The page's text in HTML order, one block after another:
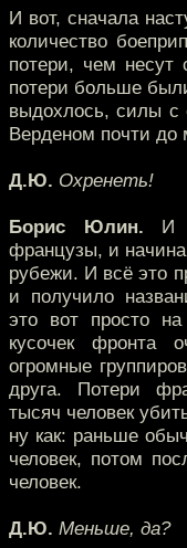
И вот, сначала
количество
потери, чем несут
потери больше
выдохлось, силы с
Верденом почти до
Д.Ю. Охренеть!
Борис Юлин. И
французы, и
рубежи. И всё это
и получило
это вот просто
кусочек фронта
огромные
друга. Потери
тысяч человек
ну как: раньше
человек, потом
человек.
Д.Ю. Меньше, да?